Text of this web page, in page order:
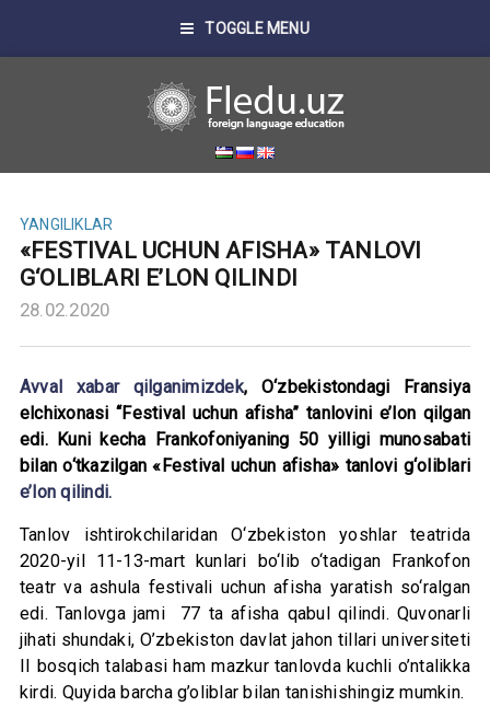
TOGGLE MENU
YANGILIKLAR
«FESTIVAL UCHUN AFISHA» TANLOVI
G‘OLIBLARI E’LON QILINDI
28.02.2020
Avval xabar qilganimizdek, O‘zbekistondagi Fransiya
elchixonasi “Festival uchun afisha” tanlovini e’lon qilgan
edi. Kuni kecha Frankofoniyaning 50 yilligi munosabati
bilan o‘tkazilgan «Festival uchun afisha» tanlovi g‘oliblari
e’lon qilindi.
Tanlov ishtirokchilaridan O‘zbekiston yoshlar teatrida
2020-yil 11-13-mart kunlari bo‘lib o‘tadigan Frankofon
teatr va ashula festivali uchun afisha yaratish so‘ralgan
edi. Tanlovga jami 77 ta afisha qabul qilindi. Quvonarli
jihati shundaki, O’zbekiston davlat jahon tillari universiteti
II bosqich talabasi ham mazkur tanlovda kuchli o’ntalikka
kirdi. Quyida barcha g’oliblar bilan tanishishingiz mumkin.